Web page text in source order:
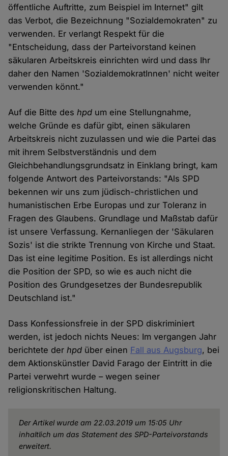
öffentliche Auftritte, zum Beispiel im Internet" gilt
das Verbot, die Bezeichnung "Sozialdemokraten" zu
verwenden. Er verlangt Respekt für die
"Entscheidung, dass der Parteivorstand keinen
säkularen Arbeitskreis einrichten wird und dass Ihr
daher den Namen 'SozialdemokratInnen' nicht weiter
verwenden könnt."
Auf die Bitte deshpd um eine Stellungnahme,
welche Gründe es dafür gibt, einen säkularen
Arbeitskreis nicht zuzulassen und wie die Partei das
mit ihrem Selbstverständnis und dem
Gleichbehandlungsgrundsatz in Einklang bringt, kam
folgende Antwort des Parteivorstands: "Als SPD
bekennen wir uns zum jüdisch-christlichen und
humanistischen Erbe Europas und zur Toleranz in
Fragen des Glaubens. Grundlage und Maßstab dafür
ist unsere Verfassung. Kernanliegen der 'Säkularen
Sozis' ist die strikte Trennung von Kirche und Staat.
Das ist eine legitime Position. Es ist allerdings nicht
die Position der SPD, so wie es auch nicht die
Position des Grundgesetzes der Bundesrepublik
Deutschland ist."
Dass Konfessionsfreie in der SPD diskriminiert
werden, ist jedoch nichts Neues: Im vergangen Jahr
berichtete derhpd über einen Fall aus Augsburg, bei
dem Aktionskünstler David Farago der Eintritt in die
Partei verwehrt wurde – wegen seiner
religionskritischen Haltung.
Der Artikel wurde am 22.03.2019 um 15:05 Uhr
inhaltlich um das Statement des SPD-Parteivorstands
erweitert.